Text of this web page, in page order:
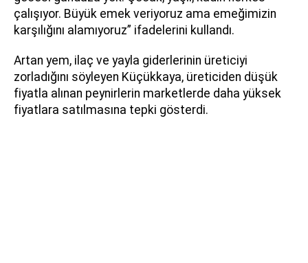
çalışıyor. Büyük emek veriyoruz ama emeğimizin
karşılığını alamıyoruz” ifadelerini kullandı.
Artan yem, ilaç ve yayla giderlerinin üreticiyi
zorladığını söyleyen Küçükkaya, üreticiden düşük
fiyatla alınan peynirlerin marketlerde daha yüksek
fiyatlara satılmasına tepki gösterdi.